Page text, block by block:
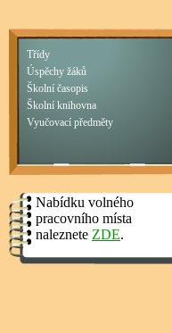
Třídy
Úspěchy žáků
Školní časopis
Školní knihovna
Vyučovací předměty
Nabídku volného
pracovního místa
naleznete ZDE.